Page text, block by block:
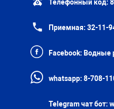
Телефонный код:
Приемная: 32-11-
Facebook: Водные
whatsapp: 8-708-
Telegram чат бот: